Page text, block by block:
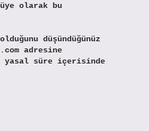
olarak bu
düşündüğünüz
adresine
süre içerisinde